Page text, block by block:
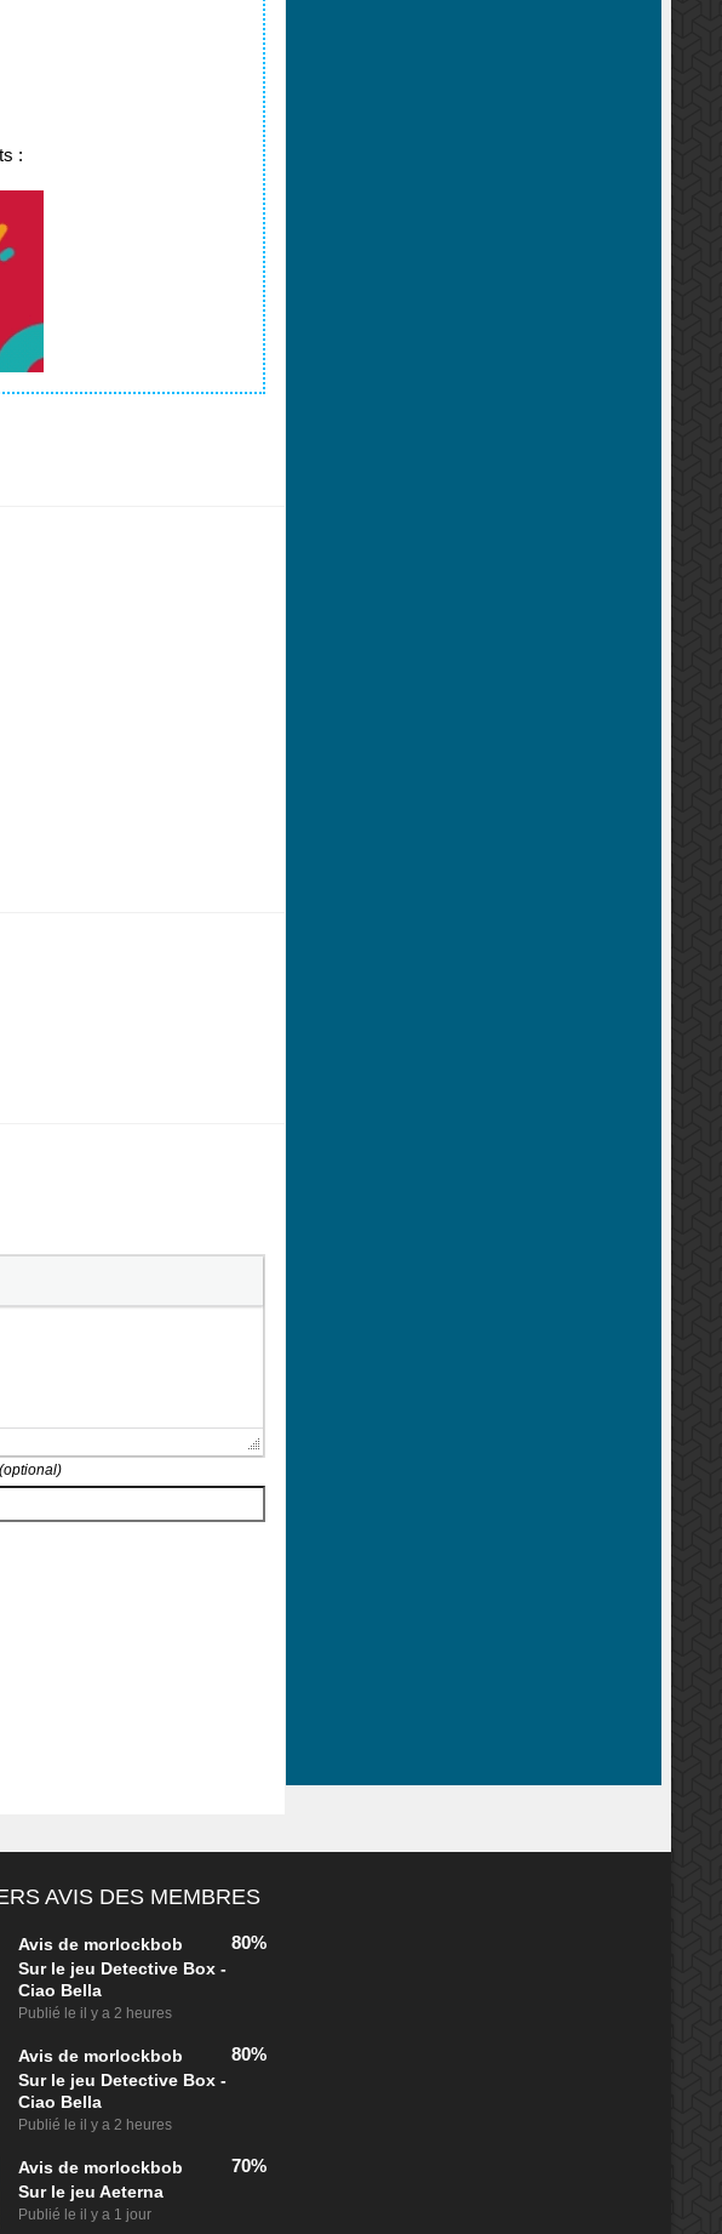
:
AVIS DES MEMBRES
Avis de morlockbob
Sur le jeu Detective Box -
Ciao Bella
Publié le il y a 2 heures
80%
Avis de morlockbob
Sur le jeu Detective Box -
Ciao Bella
Publié le il y a 2 heures
80%
Avis de morlockbob
Sur le jeu Aeterna
Publié le il y a 1 jour
70%